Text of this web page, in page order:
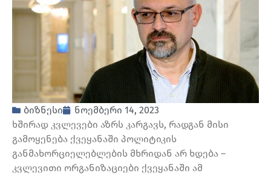
ბიზნესი
ნოემბერი 14, 2023
ხშირად კვლევები აზრს კარგავს, რადგან მისი
გამოყენება ქვეყანაში პოლიტიკის
განმახორციელებლების მხრიდან არ ხდება –
კვლევითი ორგანიზაციები ქვეყანაში ამ